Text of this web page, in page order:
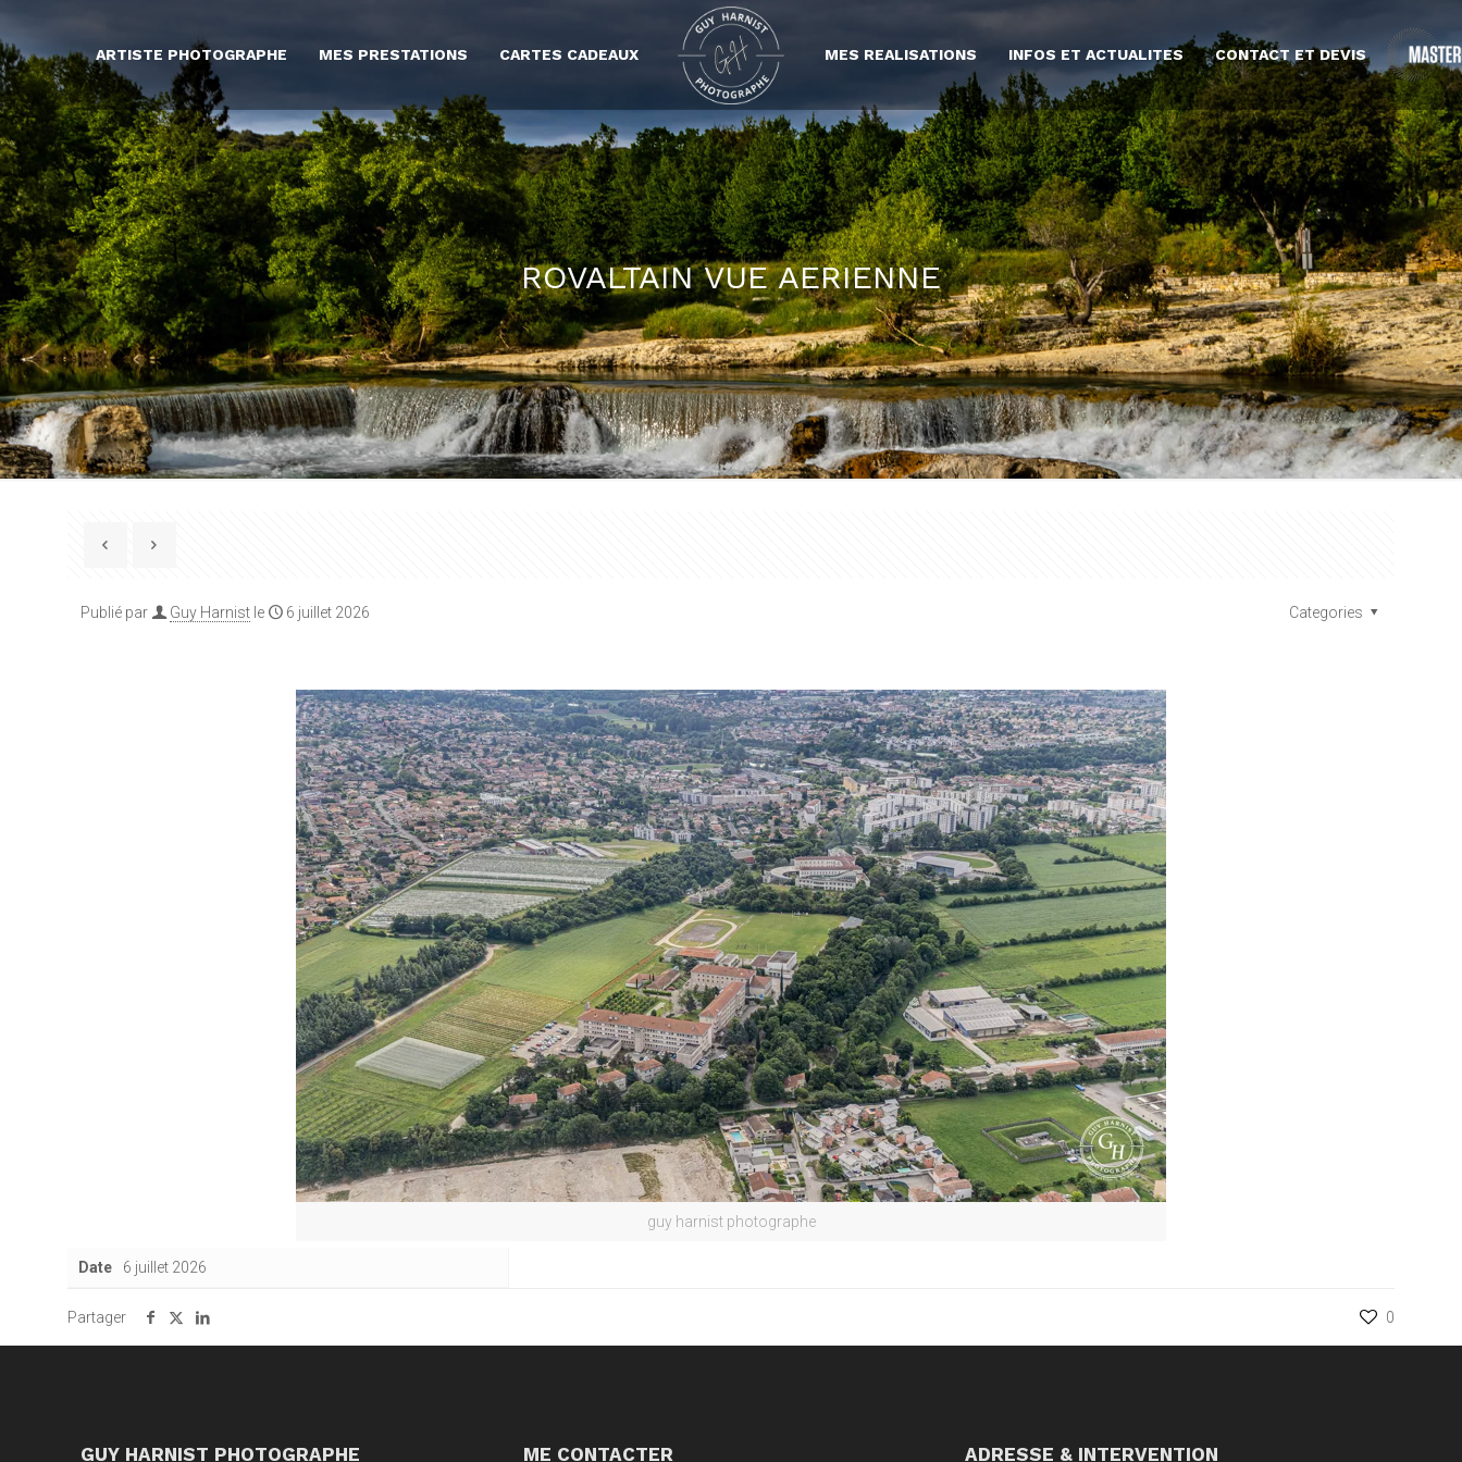
ARTISTE PHOTOGRAPHE MES PRESTATIONS CARTES CADEAUX MES REALISATIONS INFOS ET ACTUALITES CONTACT ET DEVIS
ROVALTAIN VUE AERIENNE
Publié par Guy Harnist le 6 juillet 2026 Categories
guy harnist photographe
Date 6 juillet 2026
Partager 0
GUY HARNIST PHOTOGRAPHE ME CONTACTER ADRESSE & INTERVENTION